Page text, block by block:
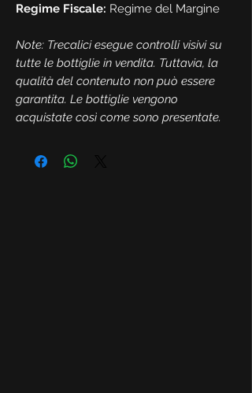
Regime Fiscale: Regime del Margine
Note: Trecalici esegue controlli visivi su
tutte le bottiglie in vendita. Tuttavia, la
qualità del contenuto non può essere
garantita. Le bottiglie vengono
acquistate così come sono presentate.